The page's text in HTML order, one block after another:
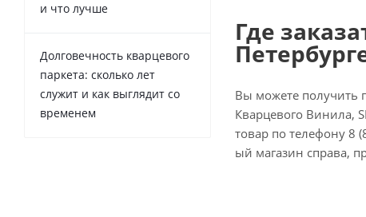
Где
Вы можете получить
Кварцевого Винила,
товар по телефону 8
ый магазин справа,
и что лучше
Долговечность кварцевого
паркета: сколько лет
служит и как выглядит со
временем